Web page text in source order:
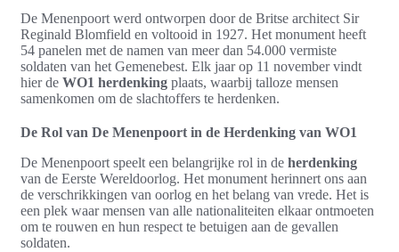
De Menenpoort werd ontworpen door de Britse architect Sir
Reginald Blomfield en voltooid in 1927. Het monument heeft
54 panelen met de namen van meer dan 54.000 vermiste
soldaten van het Gemenebest. Elk jaar op 11 november vindt
hier de WO1 herdenking plaats, waarbij talloze mensen
samenkomen om de slachtoffers te herdenken.
De Rol van De Menenpoort in de Herdenking van WO1
De Menenpoort speelt een belangrijke rol in de herdenking
van de Eerste Wereldoorlog. Het monument herinnert ons aan
de verschrikkingen van oorlog en het belang van vrede. Het is
een plek waar mensen van alle nationaliteiten elkaar ontmoeten
om te rouwen en hun respect te betuigen aan de gevallen
soldaten.